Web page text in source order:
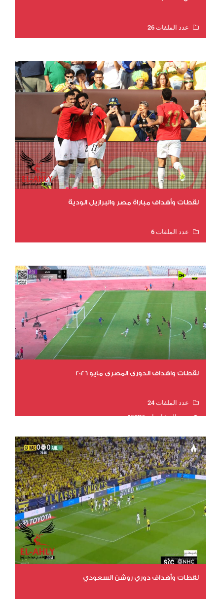
عدد الملفات 26
لقطات وأهداف مباراة مصر والبرازيل الودية
عدد الملفات 6
لقطات واهداف الدوري المصري مايو 2026
عدد الملفات 24
عدد المشاهدات 15827
لقطات وأهداف دوري روشن السعودي